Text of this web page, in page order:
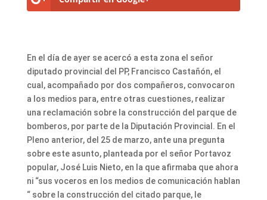
En el día de ayer se acercó a esta zona el señor
diputado provincial del PP, Francisco Castañón, el
cual, acompañado por dos compañeros, convocaron
a los medios para, entre otras cuestiones, realizar
una reclamación sobre la construcción del parque de
bomberos, por parte de la Diputación Provincial. En el
Pleno anterior, del 25 de marzo, ante una pregunta
sobre este asunto, planteada por el señor Portavoz
popular, José Luis Nieto, en la que afirmaba que ahora
ni “sus voceros en los medios de comunicación hablan
“ sobre la construcción del citado parque, le